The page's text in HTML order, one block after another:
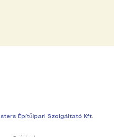
Építőipari Szolgáltató Kft.